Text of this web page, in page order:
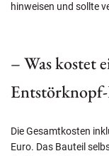
hinweisen und sollte
– Was kostet
Die Gesamtkosten
Euro. Das Bauteil